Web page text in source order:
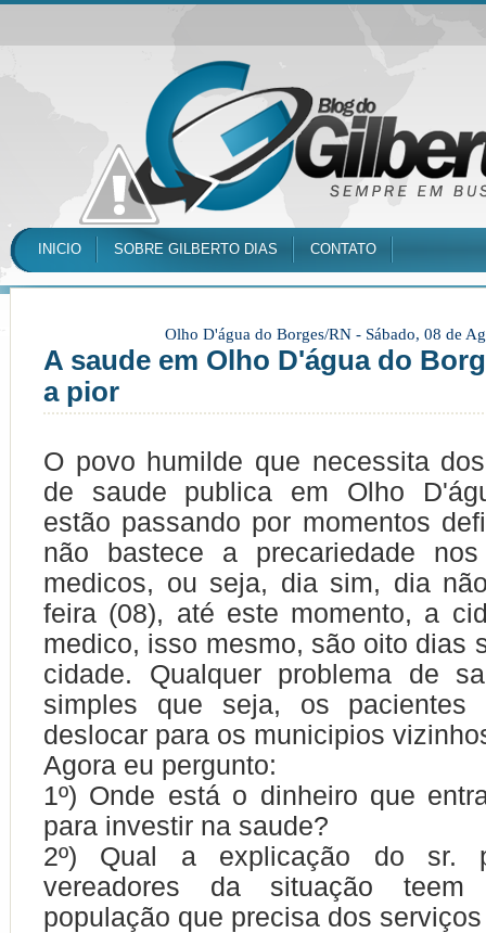
INICIO SOBRE GILBERTO DIAS CONTATO
Olho D'água do Borges/RN - Sábado, 08 de
A saude em Olho D'água do
a pior
O povo humilde que necessita
de saude publica em Olho
estão passando por momentos
não bastece a precariedade nos
medicos, ou seja, dia sim, dia
feira (08), até este momento, a
medico, isso mesmo, são oito dias
cidade. Qualquer problema de
simples que seja, os
deslocar para os municipios
Agora eu pergunto:
1º) Onde está o dinheiro que
para investir na saude?
2º) Qual a explicação do sr.
vereadores da situação
população que precisa dos